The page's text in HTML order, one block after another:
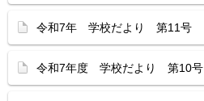
令和7年 学校だより 第11号
令和7年度 学校だより 第10号